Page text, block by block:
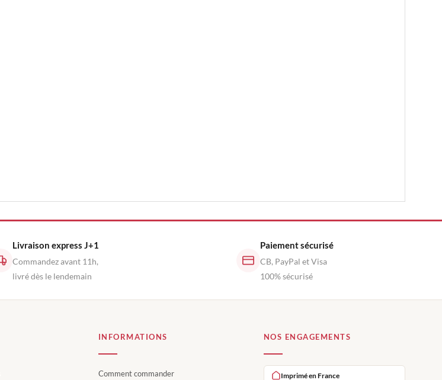
Livraison express J+1
Commandez avant 11h,
livré dès le lendemain
Paiement sécurisé
CB, PayPal et Visa
100% sécurisé
INFORMATIONS
Comment commander
NOS ENGAGEMENTS
Imprimé en France